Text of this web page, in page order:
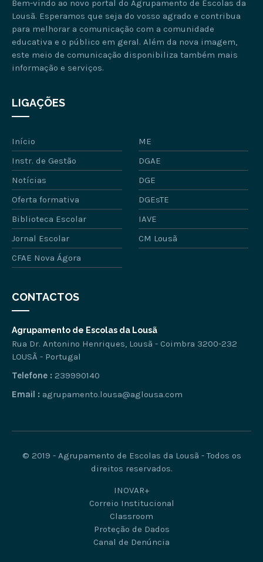
Bem-vindo ao novo portal do Agrupamento de Escolas da
Lousã. Esperamos que seja do vosso agrado e contribua
para melhorar a comunicação com a comunidade
educativa e o público em geral. Além da nova imagem,
este meio de comunicação disponibiliza também mais
informação e serviços.
LIGAÇÕES
Início
ME
Instr. de Gestão
DGAE
Notícias
DGE
Oferta formativa
DGEsTE
Biblioteca Escolar
IAVE
Jornal Escolar
CM Lousã
CFAE Nova Ágora
CONTACTOS
Agrupamento de Escolas da Lousã
Rua Dr. Antonino Henriques, Lousã - Coimbra 3200-232
LOUSÃ - Portugal
Telefone : 239990140
Email : agrupamento.lousa@aglousa.com
© 2019 - Agrupamento de Escolas da Lousã - Todos os
direitos reservados.
INOVAR+
Correio Institucional
Classroom
Proteção de Dados
Canal de Denúncia